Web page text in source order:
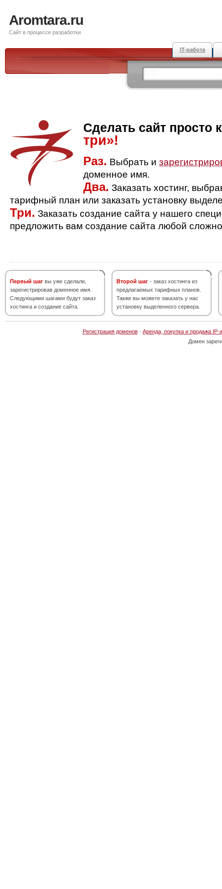
Aromtara.ru
Сайт в процессе разработки
IT-работа
Сделать сайт просто
три»!
Раз. Выбрать и
доменное имя.
Два. Заказать хостинг,
тарифный план или заказать установку
Три. Заказать создание сайта у нашего
предложить вам создание сайта любой
Первый шаг вы уже сделали,
зарегистрировав доменное имя.
Следующими шагами будут заказ
хостинга и создание сайта.
Второй шаг - заказ хостинга из
предлагаемых тарифных планов.
Также вы можете заказать у нас
установку выделенного сервера.
Регистрация доменов· Аренда, покупка и продажа IP-
Домен